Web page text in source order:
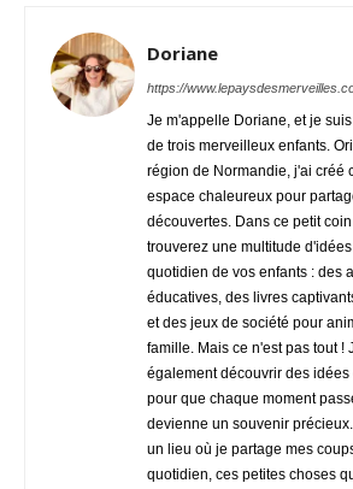
Doriane
https://
Je m'appelle Doriane, et je
de trois merveilleux enfants.
région de Normandie, j'ai créé
espace chaleureux pour
découvertes. Dans ce petit
trouverez une multitude
quotidien de vos enfants : des
éducatives, des livres
et des jeux de société pour
famille. Mais ce n'est pas tout !
également découvrir des
pour que chaque moment
devienne un souvenir
un lieu où je partage mes
quotidien, ces petites choses